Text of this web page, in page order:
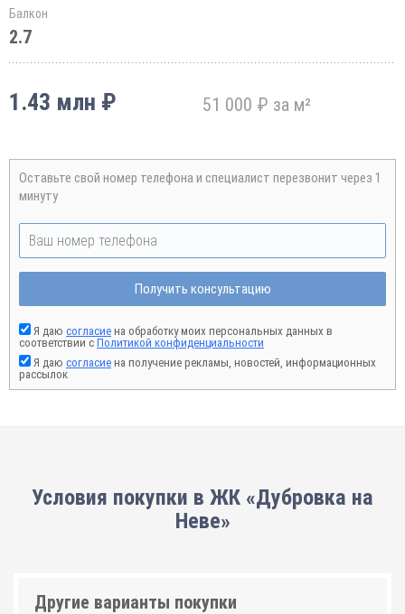
Балкон
2.7
1.43 млн ₽ 51 000 ₽ за м²
Оставьте свой номер телефона и специалист перезвонит через 1
минуту
Получить консультацию
Я даю согласие на обработку моих персональных данных в
соответствии с Политикой конфиденциальности
Я даю согласие на получение рекламы, новостей, информационных
рассылок
Условия покупки в ЖК «Дубровка на
Неве»
Другие варианты покупки